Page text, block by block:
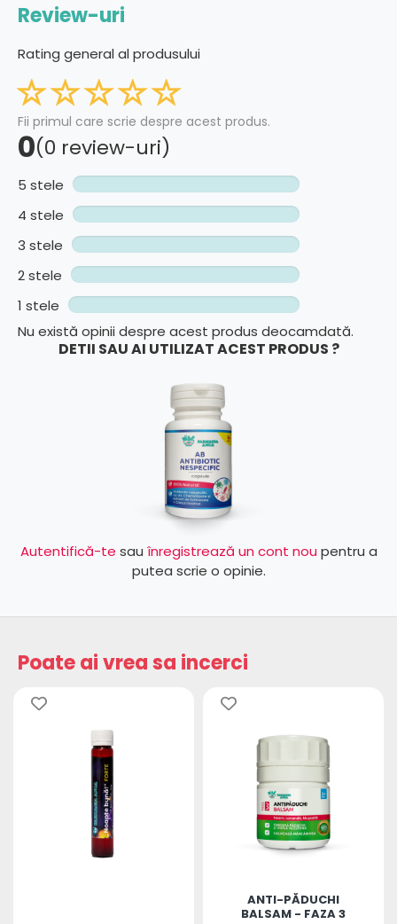
Review-uri
Rating general al produsului
Fii primul care scrie despre acest produs.
0(0 review-uri)
5 stele
4 stele
3 stele
2 stele
1 stele
Nu există opinii despre acest produs deocamdată.
DETII SAU AI UTILIZAT ACEST PRODUS ?
Autentifică-te sau înregistrează un cont nou pentru a
putea scrie o opinie.
Poate ai vrea sa incerci
ANTI-PĂDUCHI
BALSAM - FAZA 3